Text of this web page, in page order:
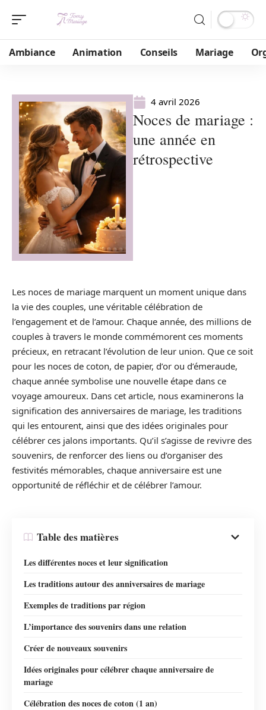
Ambiance Animation Conseils Mariage
4 avril 2026
Noces de mariage :
une année en
rétrospective
Les noces de mariage marquent un moment unique dans
la vie des couples, une véritable célébration de
l’engagement et de l’amour. Chaque année, des millions de
couples à travers le monde commémorent ces moments
précieux, en retracant l’évolution de leur union. Que ce soit
pour les noces de coton, de papier, d’or ou d’émeraude,
chaque année symbolise une nouvelle étape dans ce
voyage amoureux. Dans cet article, nous examinerons la
signification des anniversaires de mariage, les traditions
qui les entourent, ainsi que des idées originales pour
célébrer ces jalons importants. Qu’il s’agisse de revivre des
souvenirs, de renforcer des liens ou d’organiser des
festivités mémorables, chaque anniversaire est une
opportunité de réfléchir et de célébrer l’amour.
Table des matières
Les différentes noces et leur signification
Les traditions autour des anniversaires de mariage
Exemples de traditions par région
L’importance des souvenirs dans une relation
Créer de nouveaux souvenirs
Idées originales pour célébrer chaque anniversaire de
mariage
Célébration des noces de coton (1 an)